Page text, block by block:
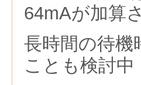
64mAが加算
長時間の待
ことも検討中